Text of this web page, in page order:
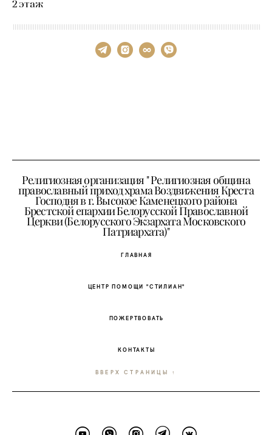
2 этаж
Религиозная организация " Религиозная община
православный приход храма Воздвижения Креста
Господня в г. Высокое Каменецкого района
Брестской епархии Белорусской Православной
Церкви (Белорусского Экзархата Московского
Патриархата)"
ГЛАВНАЯ
ЦЕНТР ПОМОЩИ "СТИЛИАН"
ПОЖЕРТВОВАТЬ
КОНТАКТЫ
ВВЕРХ СТРАНИЦЫ ↑